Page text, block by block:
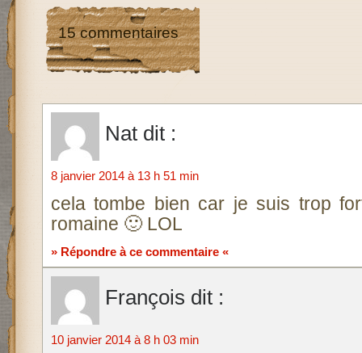
15 commentaires
Nat dit :
8 janvier 2014 à 13 h 51 min
cela tombe bien car je suis trop
romaine 🙂 LOL
» Répondre à ce commentaire «
François dit :
10 janvier 2014 à 8 h 03 min